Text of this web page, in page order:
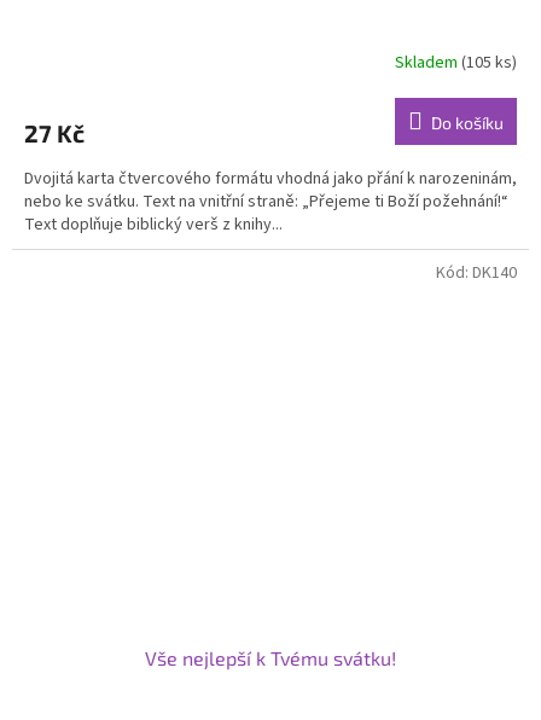
Skladem (105 ks)
27 Kč Do košíku
Dvojitá karta čtvercového formátu vhodná jako přání k narozeninám,
nebo ke svátku. Text na vnitřní straně: „Přejeme ti Boží požehnání!“
Text doplňuje biblický verš z knihy...
Vše nejlepší k Tvému svátku!
Kód: DK140